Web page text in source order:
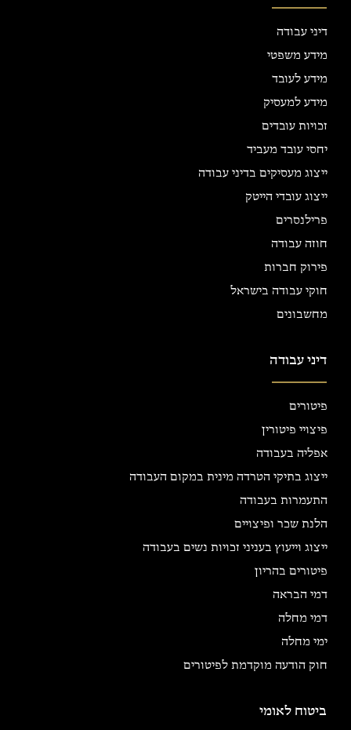
דיני עבודה
מידע משפטי
מידע לעובד
מידע למעסיק
זכויות עובדים
יחסי עובד מעביד
ייצוג מעסיקים בדיני עבודה
ייצוג עובדי הייטק
פרילנסרים
חוזה עבודה
פירוק חברות
חוקי עבודה בישראל
מחשבונים
דיני עבודה
פיטורים
פיצויי פיטורין
אפליה בעבודה
ייצוג בתיקי הטרדה מינית במקום העבודה
התעמרות בעבודה
הלנת שכר ופיצויים
ייצוג וייעוץ בעניני זכויות נשים בעבודה
פיטורים בהריון
דמי הבראה
דמי מחלה
ימי מחלה
חוק הודעה מוקדמת לפיטורים
ביטוח לאומי